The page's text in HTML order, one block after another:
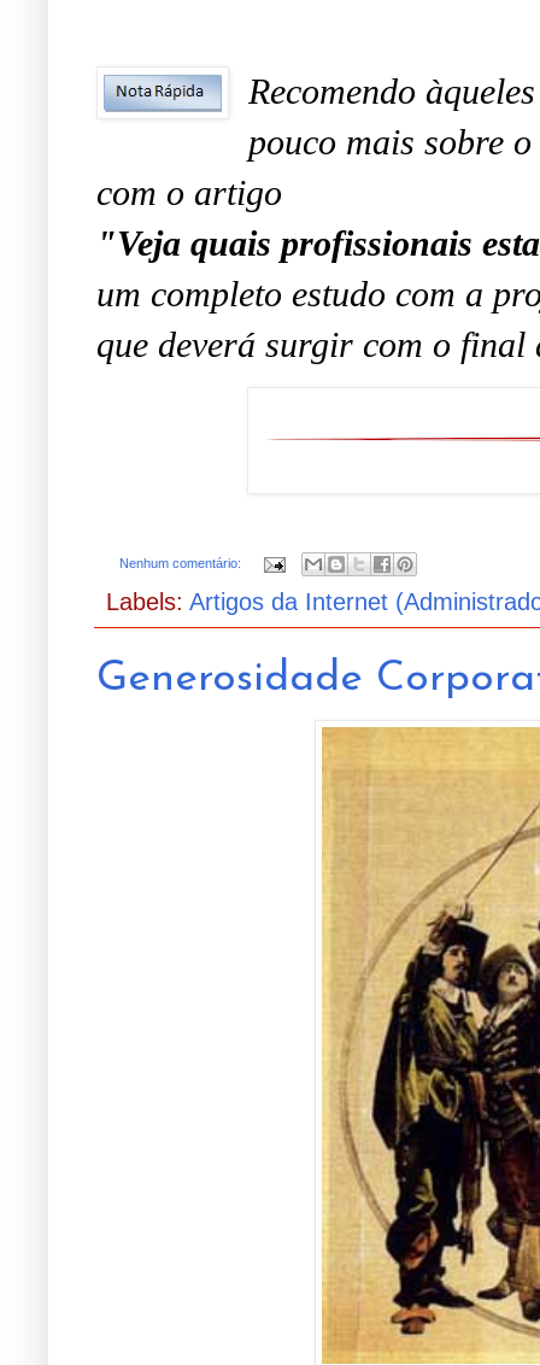
Recomendo
pouco mais sobre
com o artigo
"Veja quais profissionais
um completo estudo com a
que deverá surgir com o final
Nenhum comentário:
Labels: Artigos da Internet
Generosidade